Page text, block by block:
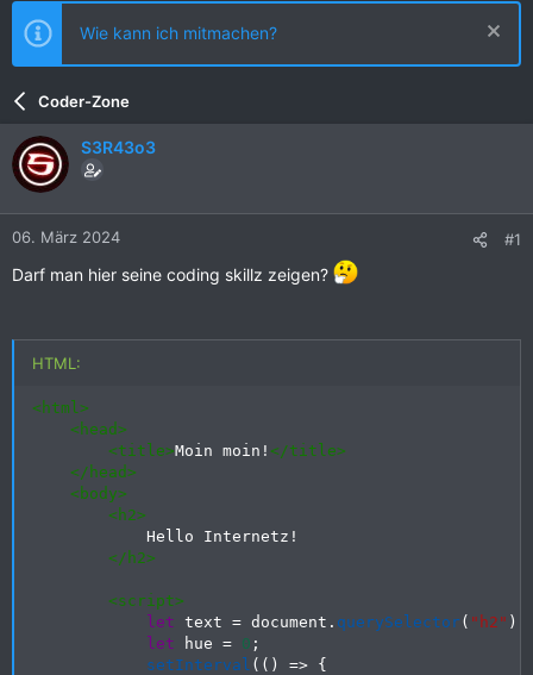
Wie kann ich mitmachen?
Coder-Zone
S3R43o3
06. März 2024 #1
Darf man hier seine coding skillz zeigen?
HTML:
< html >
< head>
<title>Moin moin! </title>
</ head>
< body>
< h2>
            Hello Internetz!
</ h2>
<script>
let text = document . querySelector( "h2" )
let hue = 0 ;
setInterval ( ( ) => {